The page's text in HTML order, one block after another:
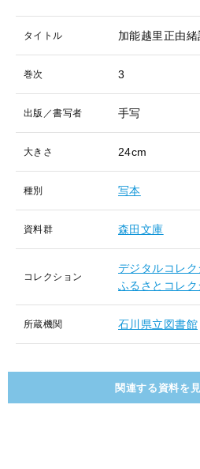
タイトル 加能越里正由緒
巻次 3
出版／書写者 手写
大きさ 24cm
種別 写本
資料群 森田文庫
コレクション
デジタルコレク
ふるさとコレク
所蔵機関 石川県立図書館
関連する資料を